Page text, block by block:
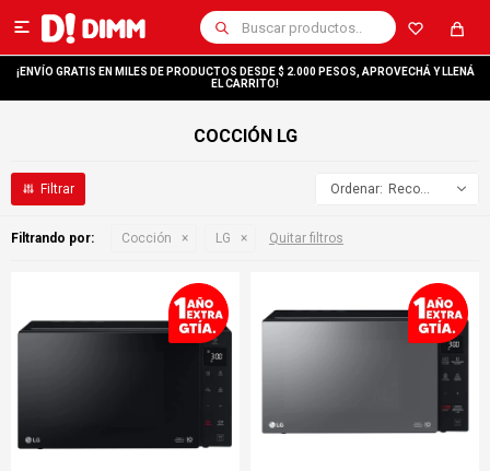

¡ENVÍO GRATIS EN MILES DE PRODUCTOS DESDE $ 2.000 PESOS, APROVECHÁ Y LLENÁ
EL CARRITO!
COCCIÓN LG
Recomendados
Filtrando por: Cocción LG Quitar filtros